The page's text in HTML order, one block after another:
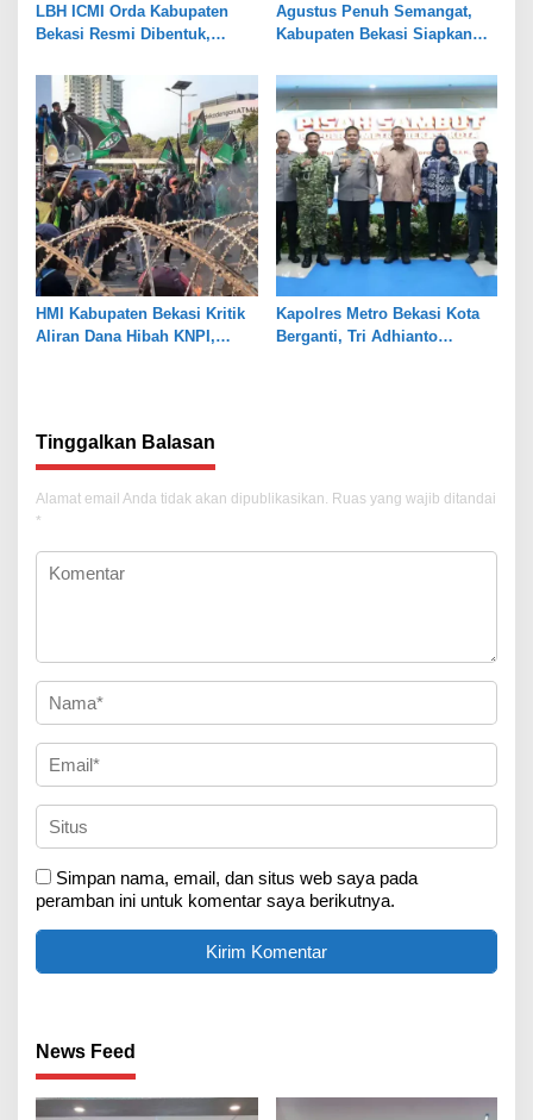
LBH ICMI Orda Kabupaten
Bekasi Resmi Dibentuk,
Pendampingan Hukum
Agustus Penuh Semangat,
Kabupaten Bekasi Siapkan
Hari Besar
HMI Kabupaten Bekasi Kritik
Aliran Dana Hibah KNPI,
Kapolres Metro Bekasi Kota
Berganti, Tri Adhianto
Tinggalkan Balasan
Alamat email Anda tidak akan dipublikasikan. Ruas yang wajib ditandai
*
Simpan nama, email, dan situs web saya pada
peramban ini untuk komentar saya berikutnya.
News Feed